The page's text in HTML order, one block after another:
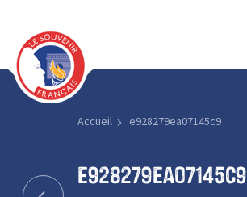
Accueil e928279ea07145c9
e928279ea07145c9